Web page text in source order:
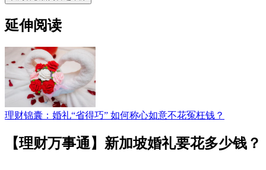
延伸阅读
理财锦囊：婚礼“省得巧” 如何称心如意不花冤枉钱？
【理财万事通】新加坡婚礼要花多少钱？